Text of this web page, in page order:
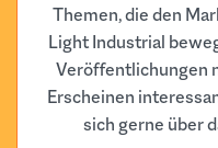
Themen, die den
Light Industrial
Veröffentlichungen
Erscheinen
sich gerne über